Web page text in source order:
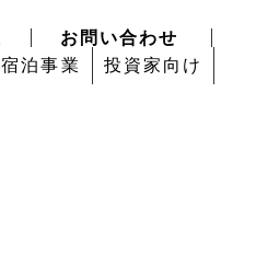
お問い合わせ
宿泊事業 投資家向け